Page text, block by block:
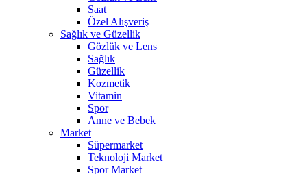
Saat
Özel Alışveriş
Sağlık ve Güzellik
Gözlük ve Lens
Sağlık
Güzellik
Kozmetik
Vitamin
Spor
Anne ve Bebek
Market
Süpermarket
Teknoloji Market
Spor Market